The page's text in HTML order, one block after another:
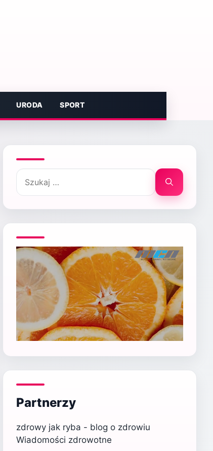
URODA SPORT
Szukaj:
Partnerzy
zdrowy jak ryba - blog o zdrowiu
Wiadomości zdrowotne